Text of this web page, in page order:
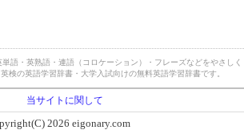
語・英熟語・連語（コロケーション）・フレーズなどをやさしく
検の英語学習辞書・大学入試向けの無料英語学習辞書です。
当サイトに関して
2026 eigonary.com